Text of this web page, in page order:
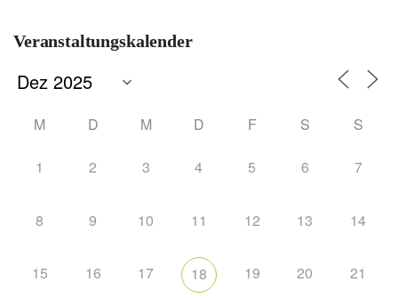
Veranstaltungskalender
M D M D F S S
1 2 3 4 5 6 7
8 9 10 11 12 13 14
15 16 17 18 19 20 21